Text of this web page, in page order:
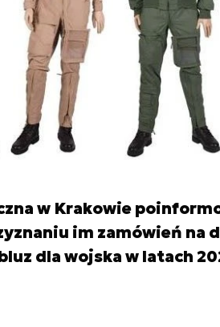
w Krakowie
im zamówień na
dla wojska w latach